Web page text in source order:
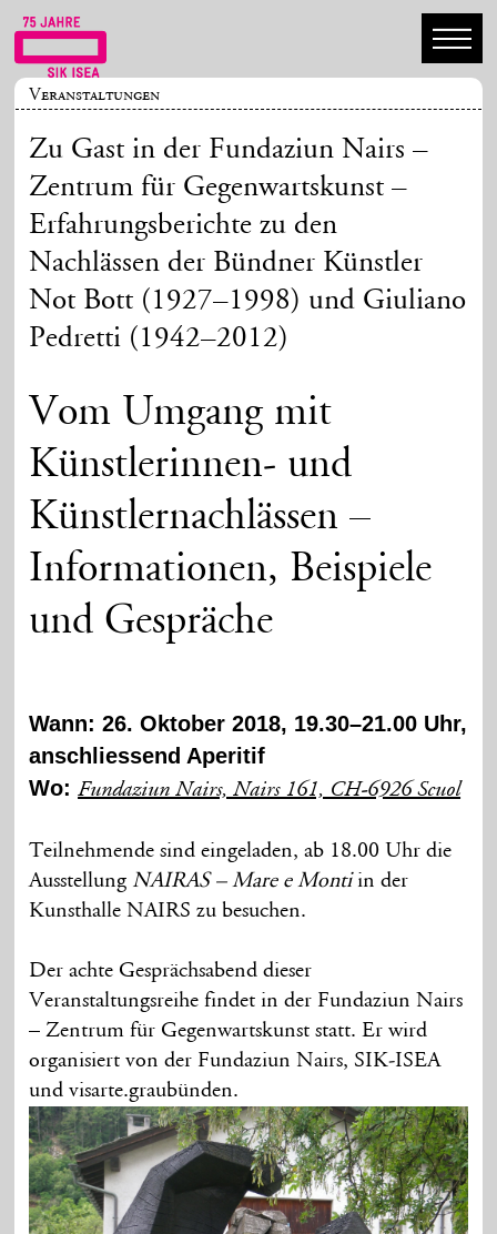
Veranstaltungen
Zu Gast in der Fundaziun Nairs –
Zentrum für Gegenwartskunst –
Erfahrungsberichte zu den
Nachlässen der Bündner Künstler
Not Bott (1927–1998) und Giuliano
Pedretti (1942–2012)
Vom Umgang mit
Künstlerinnen- und
Künstlernachlässen –
Informationen, Beispiele
und Gespräche
Wann: 26. Oktober 2018, 19.30–21.00 Uhr,
anschliessend Aperitif
Wo: Fundaziun Nairs, Nairs 161, CH-6926 Scuol
Teilnehmende sind eingeladen, ab 18.00 Uhr die
Ausstellung NAIRAS – Mare e Montiin der
Kunsthalle NAIRS zu besuchen.
Der achte Gesprächsabend dieser
Veranstaltungsreihe findet in der Fundaziun Nairs
– Zentrum für Gegenwartskunst statt. Er wird
organisiert von der Fundaziun Nairs, SIK-ISEA
und visarte.graubünden.